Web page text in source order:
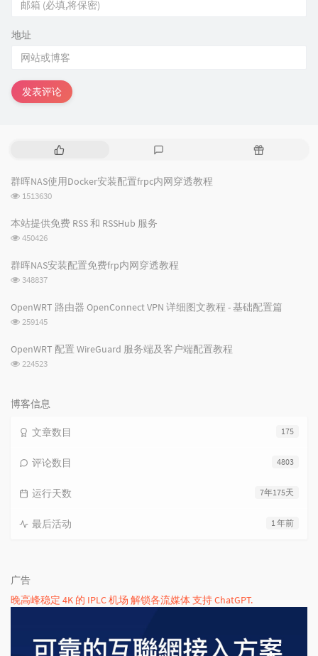
地址
发表评论
热
文
章
评
论
随
群晖NAS使用Docker安装配置frpc内网穿透教程
浏
次
数:
1513630
本站提供免费 RSS 和 RSSHub 服务
浏
次
数:
450426
群晖NAS安装配置免费frp内网穿透教程
浏
次
348837
OpenWRT 路由器 OpenConnect VPN 详细图文教程 - 基础配置篇
浏
次
259145
OpenWRT 配置 WireGuard 服务端及客户端配置教程
浏
数:
224523
博客信息
175
文章数目
4803
评论数目
7年175天
运行天数
1 年前
最后活动
广告
晚高峰稳定 4K 的 IPLC 机场 解锁各流媒体 支持 ChatGPT.